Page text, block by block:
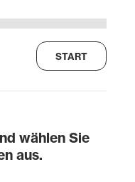
START
wählen Sie
aus.